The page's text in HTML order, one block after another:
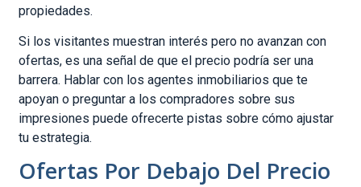
propiedades.
Si los visitantes muestran interés pero no avanzan con
ofertas, es una señal de que el precio podría ser una
barrera. Hablar con los agentes inmobiliarios que te
apoyan o preguntar a los compradores sobre sus
impresiones puede ofrecerte pistas sobre cómo ajustar
tu estrategia.
Ofertas Por Debajo Del Precio